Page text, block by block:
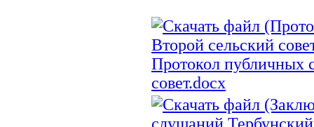
Протокол публичных
совет.docx